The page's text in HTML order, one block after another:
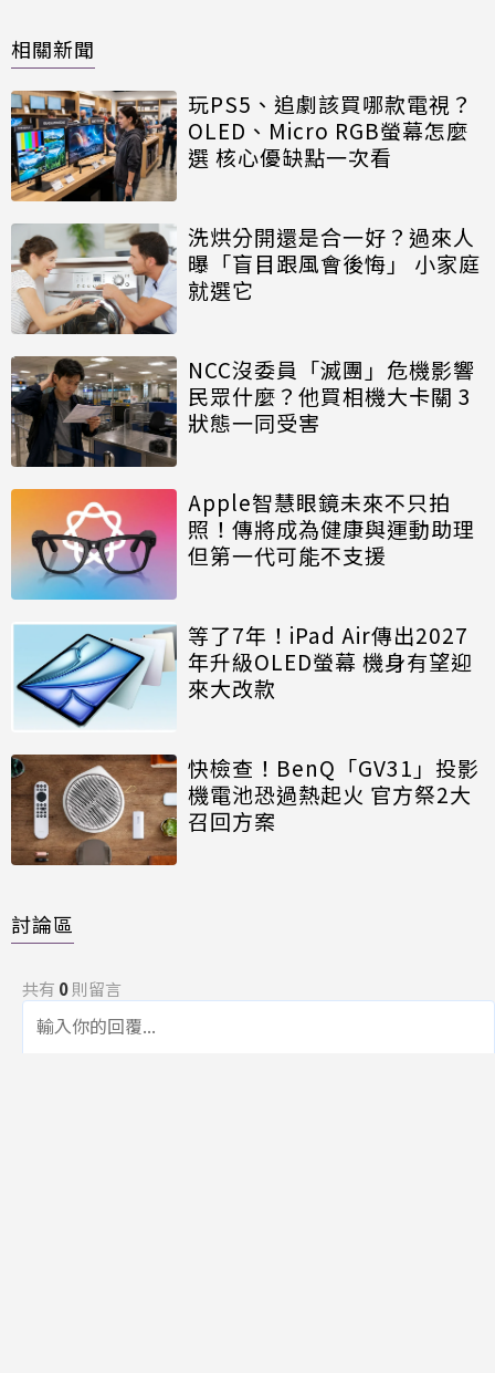
相關新聞
玩PS5、追劇該買哪款電視？
OLED、Micro RGB螢幕怎麼
選 核心優缺點一次看
洗烘分開還是合一好？過來人
曝「盲目跟風會後悔」 小家庭
就選它
NCC沒委員「滅團」危機影響
民眾什麼？他買相機大卡關 3
狀態一同受害
Apple智慧眼鏡未來不只拍
照！傳將成為健康與運動助理
但第一代可能不支援
等了7年！iPad Air傳出2027
年升級OLED螢幕 機身有望迎
來大改款
快檢查！BenQ「GV31」投影
機電池恐過熱起火 官方祭2大
召回方案
討論區
共有 0則留言